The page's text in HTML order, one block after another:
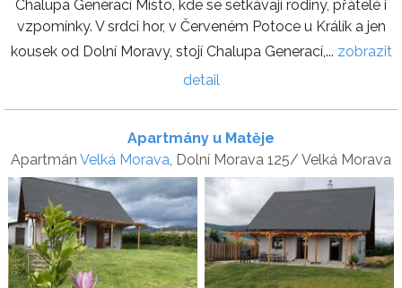
Chalupa Generací Místo, kde se setkávají rodiny, přátelé i
vzpomínky. V srdci hor, v Červeném Potoce u Králík a jen
kousek od Dolní Moravy, stojí Chalupa Generací,... zobrazit
detail
Apartmány u Matěje
Apartmán Velká Morava, Dolní Morava 125/ Velká Morava